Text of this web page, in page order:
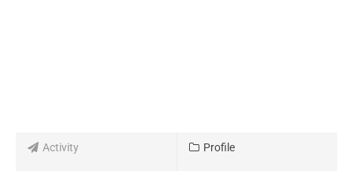
Activity Profile